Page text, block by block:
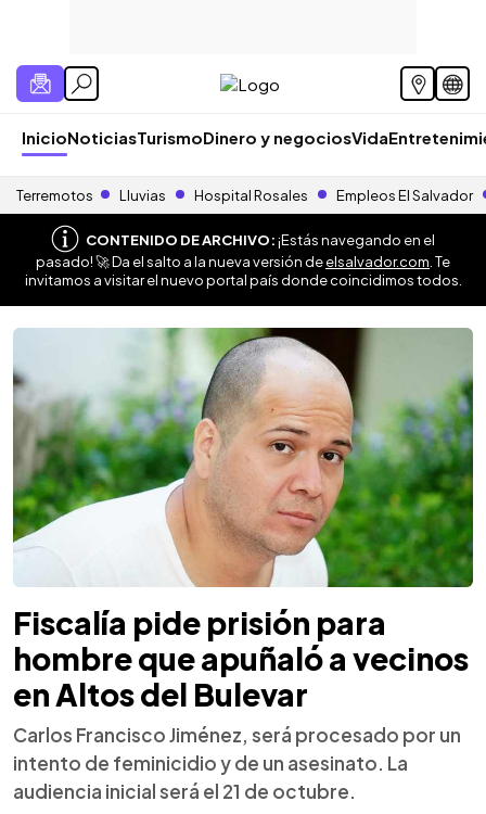
InicioNoticiasTurismoDinero y negociosVida
Terremotos Lluvias Hospital Rosales Empleos El Salvador
CONTENIDO DE ARCHIVO:¡Estás navegando en el
pasado! 🚀 Da el salto a la nueva versión deelsalvador.com . Te
invitamos a visitar el nuevo portal país donde coincidimos todos.
Fiscalía pide prisión para
hombre que apuñaló a vecinos
en Altos del Bulevar
Carlos Francisco Jiménez, será procesado por un
intento de feminicidio y de un asesinato. La
audiencia inicial será el 21 de octubre.